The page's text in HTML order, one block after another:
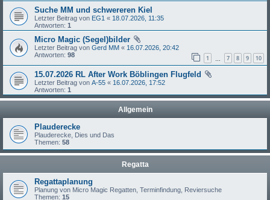
Suche MM und schwereren Kiel
Letzter Beitrag von EG1 « 18.07.2026, 11:35
Antworten: 1
Micro Magic (Segel)bilder
Letzter Beitrag von Gerd MM « 16.07.2026, 20:42
Antworten: 98 1 7 8 9 10
15.07.2026 RL After Work Böblingen Flugfeld
Letzter Beitrag von A-55 « 16.07.2026, 17:52
Antworten: 1
Allgemein
Plauderecke
Plauderecke, Dies und Das
Themen: 58
Regatta
Regattaplanung
Planung von Micro Magic Regatten, Terminfindung, Reviersuche
Themen: 15